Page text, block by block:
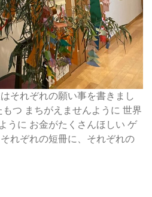
それぞれの願い事を書きまし
つ まちがえませんように 世界
うに お金がたくさんほしい ゲ
れぞれの短冊に、それぞれの